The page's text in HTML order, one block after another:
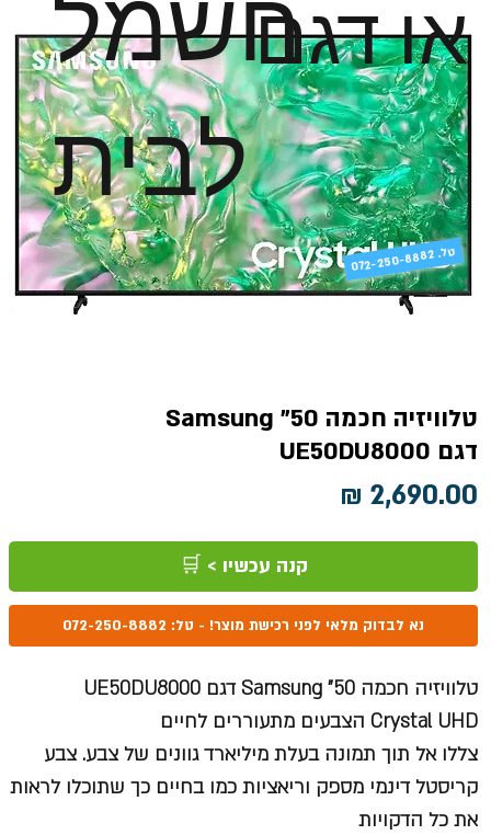
או דגם
לבית
טלוויזיה חכמה 50" Samsung
דגם UE50DU8000
קנה עכשיו > 🛒
נא לבדוק מלאי לפני רכישת מוצר! - טל: 072-250-8882
טלוויזיה חכמה 50" Samsung דגם UE50DU8000 ​​
Crystal UHD הצבעים מתעוררים לחיים
צללו אל תוך תמונה בעלת מיליארד גוונים של צבע. צבע
קריסטל דינמי מספק וריאציות כמו בחיים כך שתוכלו לראות
את כל הדקויות
072-250-8882 .טל